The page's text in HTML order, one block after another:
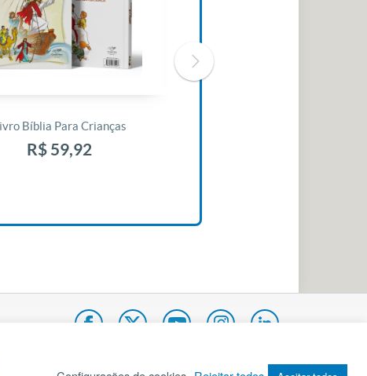
Bíblia Para Crianças
R$ 59,92